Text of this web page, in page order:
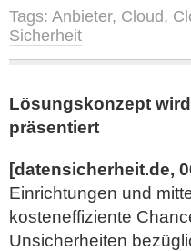
Tags: Anbieter, Cloud,
Sicherheit
Lösungskonzept
präsentiert
[datensicherheit.de,
Einrichtungen und
kosteneffiziente
Unsicherheiten